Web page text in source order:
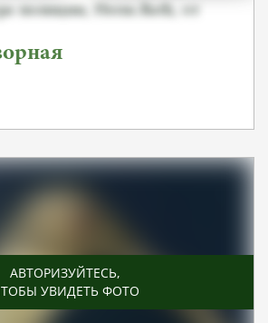
полиции, Herm.Rath, от
АВТОРИЗУЙТЕСЬ,
УВИДЕТЬ ФОТО